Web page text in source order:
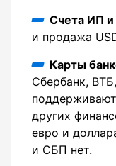
Счета ИП
и продажа
Карты
Сбербанк,
других
евро и
и СБП нет.